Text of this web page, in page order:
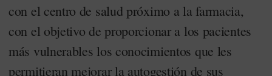
con el centro de salud próximo a la farmacia,
con el objetivo de proporcionar a los pacientes
más vulnerables los conocimientos que les
permitieran mejorar la autogestión de sus